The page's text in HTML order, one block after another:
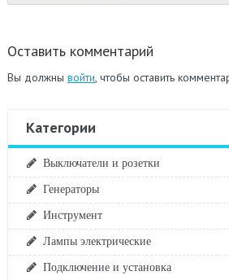
Оставить комментарий
Вы должны войти , чтобы оставить
Категории
Выключатели и розетки
Генераторы
Инструмент
Лампы электрические
Подключение и установка